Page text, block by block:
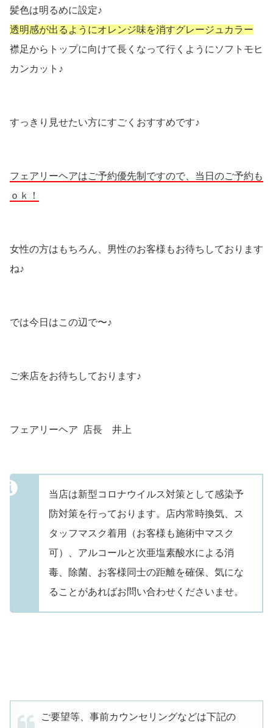
髪色は明るめに設定♪
透明感が出るようにオレンジ味を消すグレージュカラー
襟足からトップに向けて長くなって行くようにソフトモヒ
カンカット♪
すっきり見せたい方にすごくおすすめです♪
フェアリーヘアはご予約優先制ですので、当日のご予約も
ｏｋ！
女性の方はもちろん、男性のお客様もお待ちしております
ね♪
では今日はこの辺で〜♪
ご来店をお待ちしております♪
フェアリーヘア 店長 井上
当店は新型コロナウイルス対策として感染予
防対策を行っております。店内常時換気、ス
タッフマスク着用（お客様も施術中マスク
可）、アルコールと次亜塩素酸水による消
毒、除菌、お客様同士の距離を確保、気にな
ることがあればお問い合わせくださいませ。
ご要望等、事前カウンセリングなどは下記の